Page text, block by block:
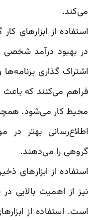
می‌کند.
استفاده از ابزارهای
در بهبود درآمد شخصی
اشتراک گذاری
فراهم می‌کنند که باعث
محیط کار می‌شود.
اطلاع‌رسانی بهتر در
گروهی را می‌دهند.
استفاده از ابزارهای
نیز از اهمیت بالایی
است. استفاده از